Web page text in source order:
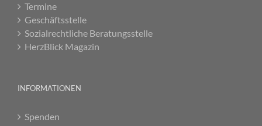
Termine
Geschäftsstelle
Sozialrechtliche Beratungsstelle
HerzBlick Magazin
INFORMATIONEN
Spenden